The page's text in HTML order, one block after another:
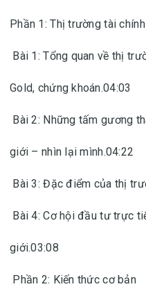
Phần 1: Thị trường tài
Bài 1: Tổng quan về thị
Gold, chứng khoán.04:03
Bài 2: Những tấm gương
giới – nhìn lại mình.04:22
Bài 3: Đặc điểm của thị
Bài 4: Cơ hội đầu tư trực
giới.03:08
Phần 2: Kiến thức cơ bản